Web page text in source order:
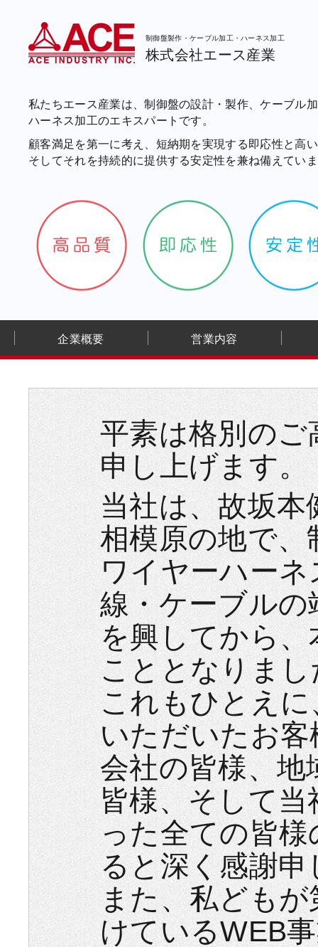
制御盤製作・ケーブル加工・ハーネス加工
株式会社エース産業
私たちエース産業は、制御盤の設計・製作、ケーブル
ハーネス加工のエキスパートです。
顧客満足を第一に考え、短納期を実現する即応性と高
そしてそれを持続的に提供する安定性を兼ね備えてい
企業概要 営業内容
平素は格別のご
申し上げます。
当社は、故坂
相模原の地で、
ワイヤーハー
線・ケーブル
を興してから
こととなりまし
これもひとえ
いただいたお
会社の皆様、地
皆様、そして
った全ての皆
ると深く感謝
また、私ども
けているWEB